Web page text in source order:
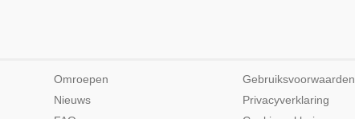
Omroepen
Nieuws
Gebruiksvoorwaarden
Privacyverklaring